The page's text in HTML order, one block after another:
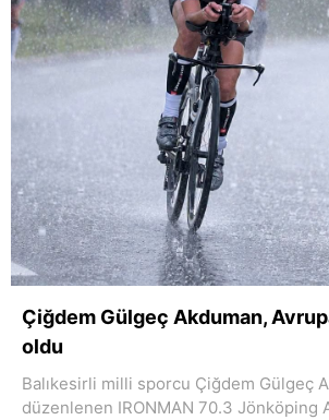
Çiğdem Gülgeç Akduman,
oldu
Balıkesirli milli sporcu Çiğdem Gülgeç
düzenlenen IRONMAN 70.3 Jönköping